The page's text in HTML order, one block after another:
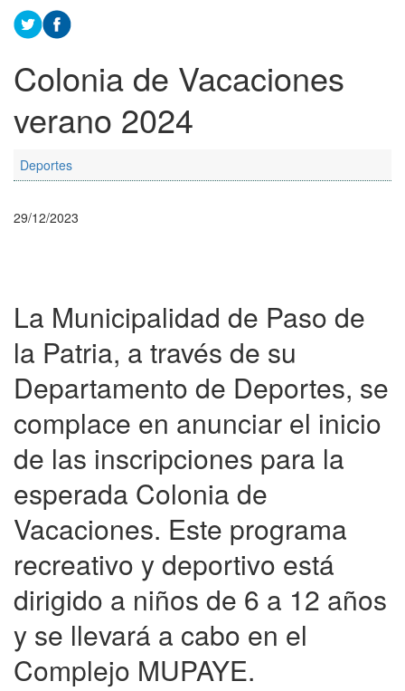
Colonia de Vacaciones
verano 2024
Deportes
29/12/2023
La Municipalidad de Paso de
la Patria, a través de su
Departamento de Deportes, se
complace en anunciar el inicio
de las inscripciones para la
esperada Colonia de
Vacaciones. Este programa
recreativo y deportivo está
dirigido a niños de 6 a 12 años
y se llevará a cabo en el
Complejo MUPAYE.